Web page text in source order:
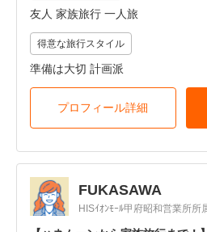
友人 家族旅行 一人旅
得意な旅行スタイル
準備は大切 計画派
プロフィール詳細
FUKASAWA
HISｲｵﾝﾓｰﾙ甲府昭和営業所所